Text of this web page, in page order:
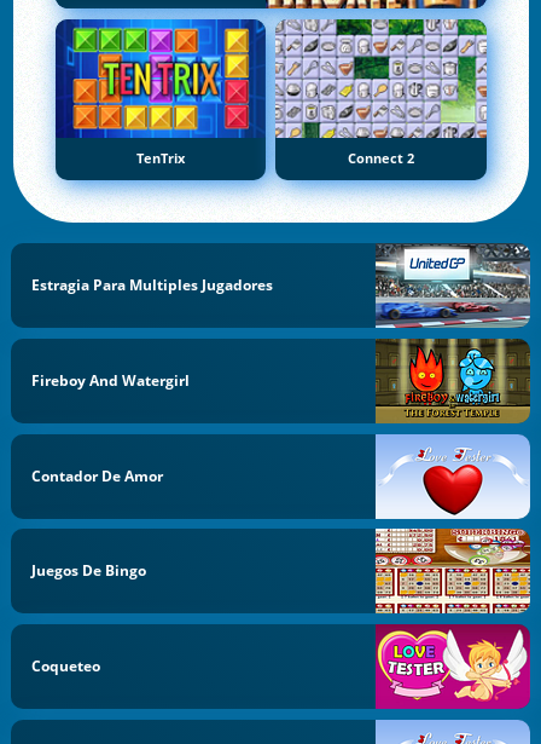
TenTrix Connect 2
Estragia Para Multiples Jugadores
Fireboy And Watergirl
Contador De Amor
Juegos De Bingo
Coqueteo